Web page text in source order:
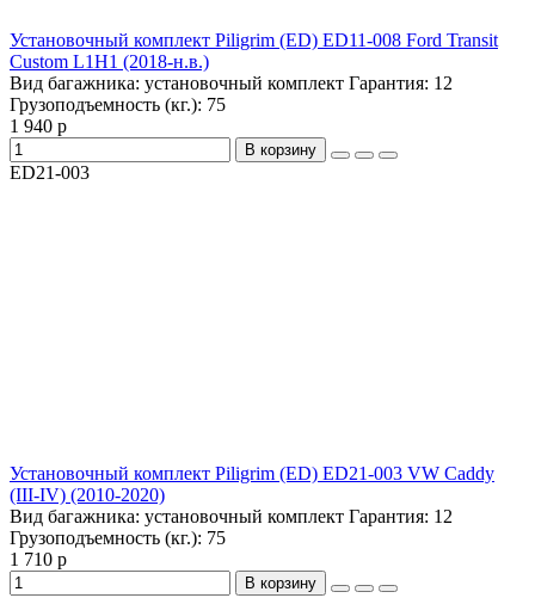
Установочный комплект Piligrim (ED) ED11-008 Ford Transit
Custom L1H1 (2018-н.в.)
Вид багажника: установочный комплект Гарантия: 12
Грузоподъемность (кг.): 75
1 940 р
В корзину
ED21-003
Установочный комплект Piligrim (ED) ED21-003 VW Caddy
(III-IV) (2010-2020)
Вид багажника: установочный комплект Гарантия: 12
Грузоподъемность (кг.): 75
1 710 р
В корзину